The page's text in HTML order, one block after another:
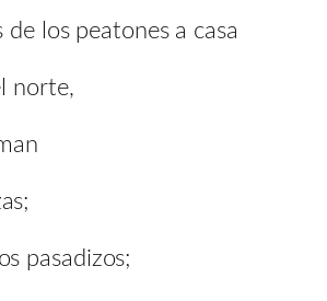
los peatones a casa
norte,
pasadizos;